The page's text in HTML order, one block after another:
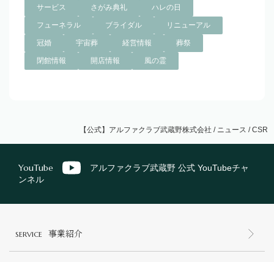
サービス さがみ典礼 ハレの日
フューネラル ブライダル リニューアル
冠婚 宇宙葬 経営情報 葬祭
閉館情報 開店情報 風の霊
【公式】アルファクラブ武蔵野株式会社 / ニュース /CSR
YouTube
アルファクラブ武蔵野 公式 YouTubeチャ
ンネル
SERVICE 事業紹介